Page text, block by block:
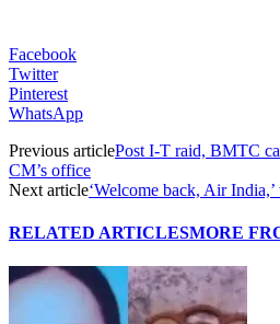
Facebook
Twitter
Pinterest
WhatsApp
Previous articlePost I-T raid, BMTC
CM’s office
Next article‘Welcome back, Air India,’
RELATED ARTICLESMORE